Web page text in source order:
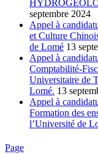
septembre 2024
Appel à
et Culture
de Lomé 13
Appel à
Comptabilité-
Universitaire de
Lomé. 13
Appel à
Formation des
l’Université de
Page